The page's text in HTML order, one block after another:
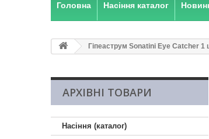
Головна Насіння каталог
Гіпеаструм Sonatini Eye Catcher 1
АРХІВНІ ТОВАРИ
Насіння (каталог)